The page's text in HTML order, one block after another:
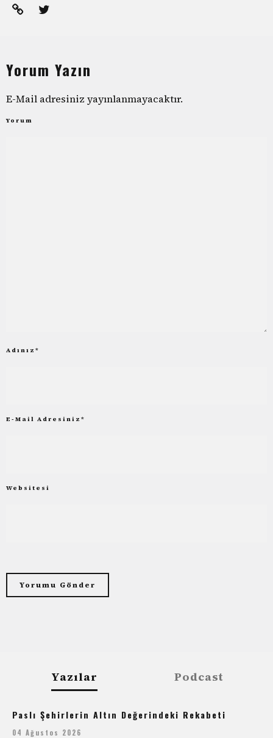
Yorum Yazın
E-Mail adresiniz yayınlanmayacaktır.
Yorum
Adınız *
E-Mail Adresiniz *
Websitesi
Yazılar Podcast
Paslı Şehirlerin Altın Değerindeki Rekabeti
04 Ağustos 2026